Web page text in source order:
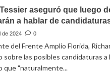
aseguró que luego
a hablar de
de 2024 0
del Frente Amplio Florida,
sobre las posibles candidaturas a
que "naturalmente...